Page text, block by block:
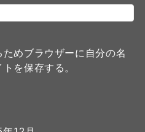
めブラウザーに自分の名
を保存する。